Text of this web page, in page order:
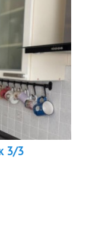
3/3